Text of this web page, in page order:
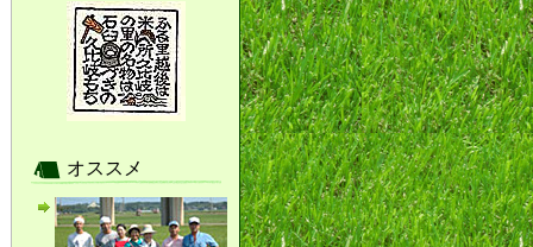
オススメ